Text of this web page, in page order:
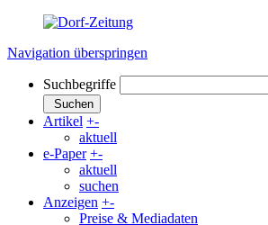
Navigation überspringen
Suchbegriffe
Suchen
Artikel +-
aktuell
e-Paper +-
aktuell
suchen
Anzeigen +-
Preise & Mediadaten